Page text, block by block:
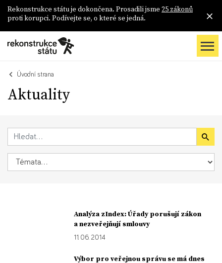
Rekonstrukce státu je dokončena. Prosadili jsme 25 zákonů
proti korupci. Podívejte se, o které se jedná.
Úvodní strana
Aktuality
Analýza zIndex: Úřady porušují zákon
a nezveřejňují smlouvy
11. 06. 2014
Výbor pro veřejnou správu se má dnes